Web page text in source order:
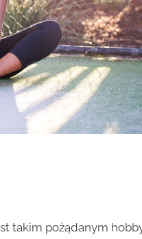
takim pożądanym